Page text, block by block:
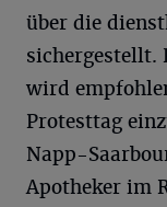
über die
sichergestellt.
wird
Protesttag
Napp-
Apotheker im